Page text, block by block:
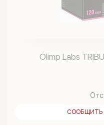
Olimp Labs
СООБЩИТЬ